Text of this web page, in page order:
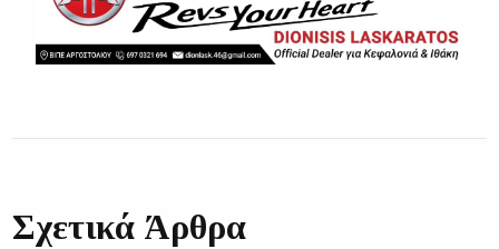
Σχετικά Άρθρα